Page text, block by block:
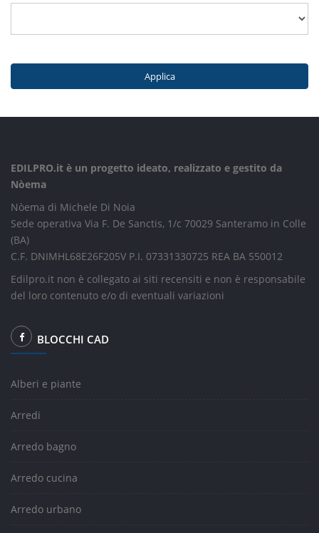
Applica
EDILPRO.it è un progetto ideato, realizzato e gestito da
Nòema
Nòema di Michele Di Noia
Sede operativa Via F. De Sanctis, 1/c 70029 Santeramo in Colle
(BA)
C.F. DNIMHL68E26F205V P.I. 07331330725 REA BA 550012
Edilpro.it non è collegato ai siti recensiti e non è responsabile
del loro contenuto e/o di eventuali variazioni
BLOCCHI CAD
Alberi e piante
Arredi
Arredo bagno
Arredo cucina
Arredo urbano